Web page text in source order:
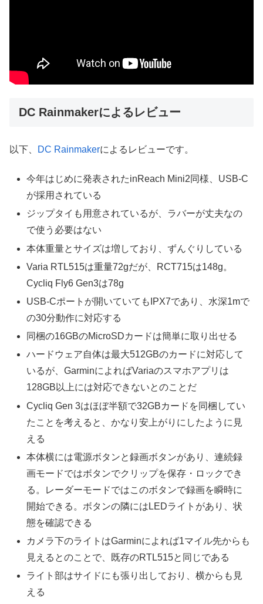
DC Rainmakerによるレビュー
以下、 DC Rainmakerによるレビューです。
今年はじめに発表されたinReach Mini2同様、USB-C
が採用されている
ジップタイも用意されているが、ラバーが丈夫なの
で使う必要はない
本体重量とサイズは増しており、ずんぐりしている
Varia RTL515は重量72gだが、RCT715は148g。
Cycliq Fly6 Gen3は78g
USB-Cポートが開いていてもIPX7であり、水深1mで
の30分動作に対応する
同梱の16GBのMicroSDカードは簡単に取り出せる
ハードウェア自体は最大512GBのカードに対応して
いるが、GarminによればVariaのスマホアプリは
128GB以上には対応できないとのことだ
Cycliq Gen 3はほぼ半額で32GBカードを同梱してい
たことを考えると、かなり安上がりにしたように見
える
本体横には電源ボタンと録画ボタンがあり、連続録
画モードではボタンでクリップを保存・ロックでき
る。レーダーモードではこのボタンで録画を瞬時に
開始できる。ボタンの隣にはLEDライトがあり、状
態を確認できる
カメラ下のライトはGarminによれば1マイル先からも
見えるとのことで、既存のRTL515と同じである
ライト部はサイドにも張り出しており、横からも見
える